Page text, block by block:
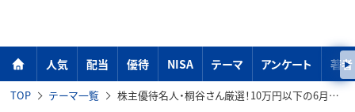
人気 配当 優待 NISA テーマ アンケート 著者
TOP テーマ一覧 株主優待名人・桐谷さん厳選！10万円以下の6月銘柄10選…ラウンドワン、ペッパーフードサービスなど